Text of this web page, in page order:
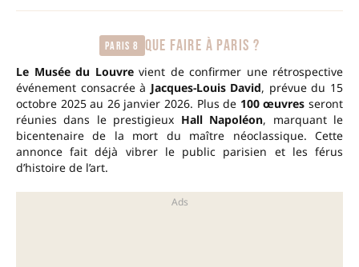
Paris 8 QUE FAIRE À PARIS ?
Le Musée du Louvrevient de confirmer une rétrospective
événement consacrée à Jacques-Louis David, prévue du 15
octobre 2025 au 26 janvier 2026. Plus de 100 œuvres seront
réunies dans le prestigieux Hall Napoléon, marquant le
bicentenaire de la mort du maître néoclassique. Cette
annonce fait déjà vibrer le public parisien et les férus
d’histoire de l’art.